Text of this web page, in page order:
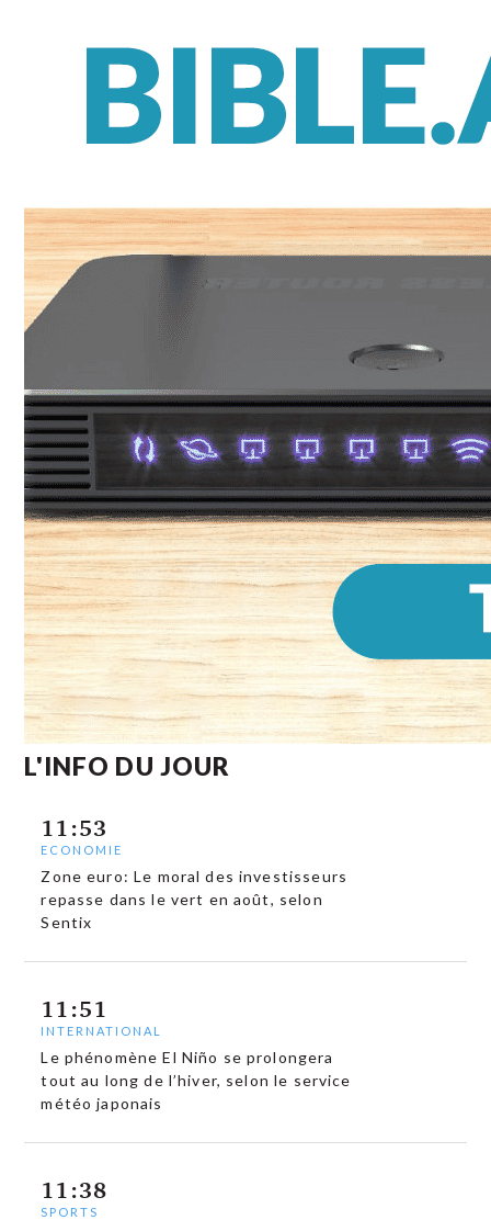
L'INFO DU JOUR
11:53
ECONOMIE
Zone euro: Le moral des investisseurs
repasse dans le vert en août, selon
Sentix
11:51
INTERNATIONAL
Le phénomène El Niño se prolongera
tout au long de l’hiver, selon le service
météo japonais
11:38
SPORTS